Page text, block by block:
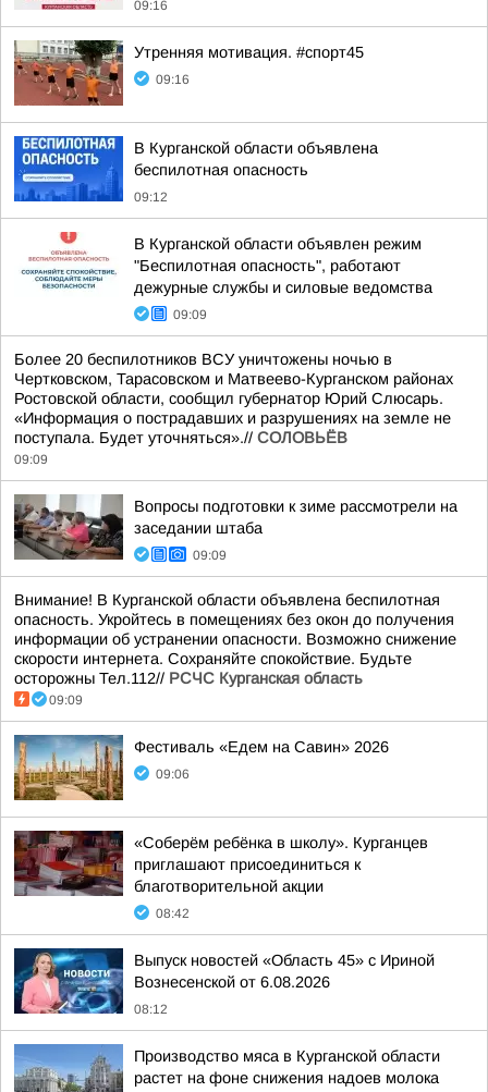
09:16
Утренняя мотивация. #спорт45
09:16
В Курганской области объявлена
беспилотная опасность
09:12
В Курганской области объявлен режим
"Беспилотная опасность", работают
дежурные службы и силовые ведомства
09:09
Более 20 беспилотников ВСУ уничтожены ночью в
Чертковском, Тарасовском и Матвеево-Курганском районах
Ростовской области, сообщил губернатор Юрий Слюсарь.
«Информация о пострадавших и разрушениях на земле не
поступала. Будет уточняться».// СОЛОВЬЁВ
09:09
Вопросы подготовки к зиме рассмотрели на
заседании штаба
09:09
Внимание! В Курганской области объявлена беспилотная
опасность. Укройтесь в помещениях без окон до получения
информации об устранении опасности. Возможно снижение
скорости интернета. Сохраняйте спокойствие. Будьте
осторожны Тел.112// РСЧС Курганская область
09:09
Фестиваль «Едем на Савин» 2026
09:06
«Соберём ребёнка в школу». Курганцев
приглашают присоединиться к
благотворительной акции
08:42
Выпуск новостей «Область 45» с Ириной
Вознесенской от 6.08.2026
08:12
Производство мяса в Курганской области
растет на фоне снижения надоев молока